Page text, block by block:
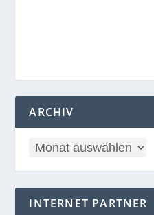
ARCHIV
INTERNET PARTNER